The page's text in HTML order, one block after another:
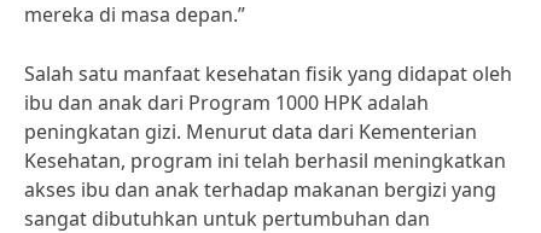
mereka di masa depan.”
Salah satu manfaat kesehatan fisik yang didapat oleh
ibu dan anak dari Program 1000 HPK adalah
peningkatan gizi. Menurut data dari Kementerian
Kesehatan, program ini telah berhasil meningkatkan
akses ibu dan anak terhadap makanan bergizi yang
sangat dibutuhkan untuk pertumbuhan dan